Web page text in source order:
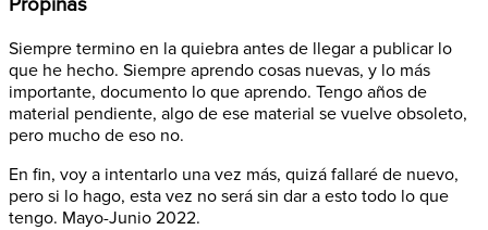
Siempre termino en la quiebra antes de llegar a publicar lo
que he hecho. Siempre aprendo cosas nuevas, y lo más
importante, documento lo que aprendo. Tengo años de
material pendiente, algo de ese material se vuelve obsoleto,
pero mucho de eso no.
En fin, voy a intentarlo una vez más, quizá fallaré de nuevo,
pero si lo hago, esta vez no será sin dar a esto todo lo que
tengo. Mayo-Junio 2022.